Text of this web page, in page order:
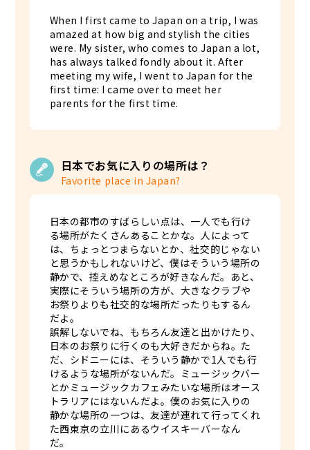
When I first came to Japan on a trip, I was
amazed at how big and stylish the cities
were. My sister, who comes to Japan a lot,
has always talked fondly about it. After
meeting my wife, I went to Japan for the
first time: I came over to meet her
parents for the first time.
日本でお気に入りの場所は？
Favorite place in Japan?
日本の都市のすばらしい点は、一人でも行け
る場所がたくさんあることかな。人によって
は、ちょっとつまらないとか、社交的じゃない
と思うかもしれないけど、僕はそういう場所の
静かで、控えめなところが好きなんだ。あと、
実際にそういう場所の方が、大きなクラブや
お祭りよりも社交的な場所だったりもするん
だよ。
誤解しないでね、もちろん友達と出かけたり、
日本のお祭りに行くのも大好きだからね。た
だ、シドニーには、そういう静かで1人でも行
けるような場所がないんだ。ミュージックバー
とかミュージックカフェみたいな場所はオース
トラリアにはないんだよ。僕のお気に入りの
静かな場所の一つは、友達が連れて行ってくれ
た西東京の立川にあるウイスキーバーなん
だ。